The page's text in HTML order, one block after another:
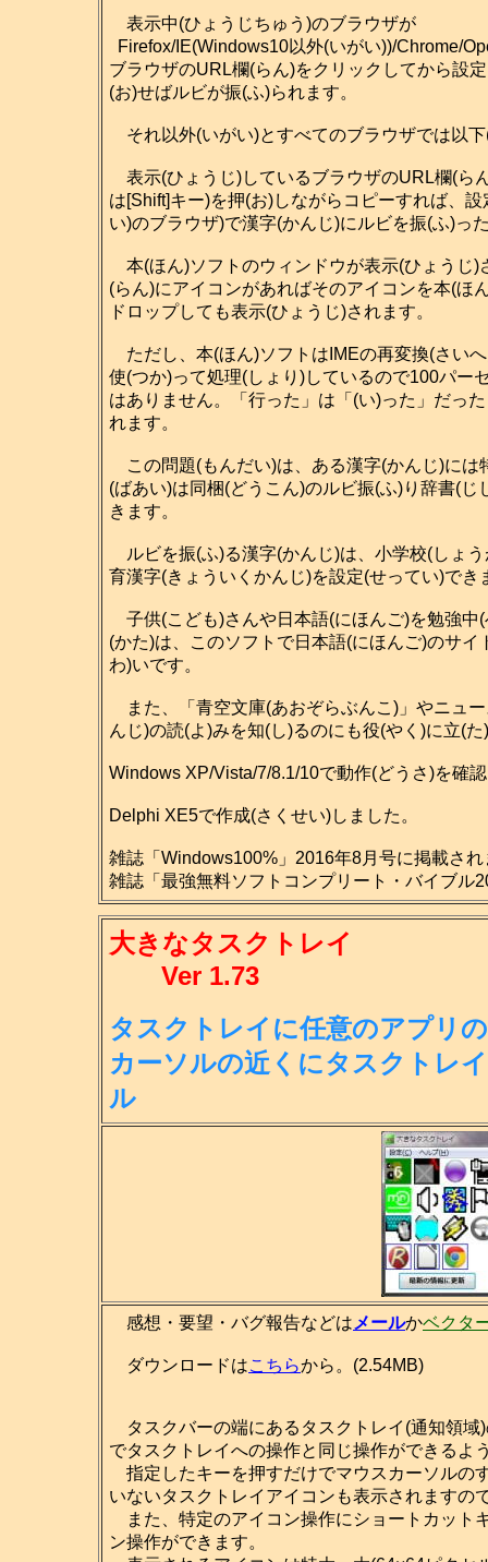
表示中(ひょうじちゅう)のブラウザが
Firefox/IE(Windows10以外(いがい))/Chrome/
ブラウザのURL欄(らん)をクリックしてから設
(お)せばルビが振(ふ)られます。
それ以外(いがい)とすべてのブラウザでは以
表示(ひょうじ)しているブラウザのURL欄(ら
は[Shift]キー)を押(お)しながらコピーすれば、
い)のブラウザ)で漢字(かんじ)にルビを振(ふ)
本(ほん)ソフトのウィンドウが表示(ひょうじ)
(らん)にアイコンがあればそのアイコンを本(ほ
ドロップしても表示(ひょうじ)されます。
ただし、本(ほん)ソフトはIMEの再変換(さい
使(つか)って処理(しょり)しているので100パー
はありません。「行った」は「(い)った」だっ
れます。
この問題(もんだい)は、ある漢字(かんじ)には
(ばあい)は同梱(どうこん)のルビ振(ふ)り辞書(
きます。
ルビを振(ふ)る漢字(かんじ)は、小学校(しょ
育漢字(きょういくかんじ)を設定(せってい)で
子供(こども)さんや日本語(にほんご)を勉強中
(かた)は、このソフトで日本語(にほんご)のサ
わ)いです。
また、「青空文庫(あおぞらぶんこ)」やニュ
んじ)の読(よ)みを知(し)るのにも役(やく)に立(
Windows XP/Vista/7/8.1/10で動作(どうさ)を確
Delphi XE5で作成(さくせい)しました。
雑誌「Windows100%」2016年8月号に掲載され
雑誌「最強無料ソフトコンプリート・バイブル
大きなタスクトレイ
Ver 1.73
タスクトレイに任意のアプリ
カーソルの近くにタスクトレ
ル
感想・要望・バグ報告などは メールかベクタ
ダウンロードはこちらから。(2.54MB)
タスクバーの端にあるタスクトレイ(通知領域
でタスクトレイへの操作と同じ操作ができるよ
指定したキーを押すだけでマウスカーソルの
いないタスクトレイアイコンも表示されますの
また、特定のアイコン操作にショートカット
ン操作ができます。